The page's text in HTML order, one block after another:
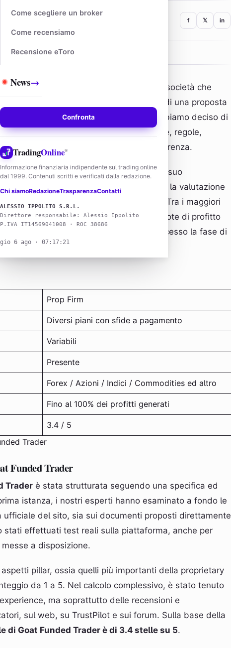
Come scegliere un broker
Come recensiamo
Recensione eToro
News→
Confronta
TradingOnline®
Informazione finanziaria indipendente sul trading online
dal 1999. Contenuti scritti e verificati dalla redazione.
Chi siamoRedazioneTrasparenzaContatti
ALESSIO IPPOLITO S.R.L.
Direttore responsabile: Alessio Ippolito
P.IVA IT14569041008 · ROC 38686
gio 6 ago · 07:17:22
f 𝕏 in
e con esso anche il numero delle società che
esempio
. Si tratta di una proposta
Visto l’ingente hype sul mercato, abbiamo deciso di
completa sulle funzionalità, challenge, regole,
che si presenta in linea con la concorrenza.
autorizzazioni e come funzionerebbe il suo
Non mancheranno i pareri degli esperti, la valutazione
recensioni ed opinioni
presenti online. Tra i maggiori
la quale ti permette di ottenere quote di profitto
demo, dopo aver superato con successo la fase di
Prop Firm
Diversi piani con sfide a pagamento
Variabili
Presente
Forex / Azioni / Indici / Commodities ed altro
Fino al 100% dei profitti generati
3.4 / 5
Trader
Funded Trader
Trader è stata strutturata seguendo una specifica ed
istanza, i nostri esperti hanno esaminato a fondo le
ufficiale del sito, sia sui documenti proposti direttamente
stati effettuati test reali sulla piattaforma, anche per
a disposizione.
pillar, ossia quelli più importanti della proprietary
da 1 a 5. Nel calcolo complessivo, è stato tenuto
ma soprattutto delle recensioni e
sul web, su TrustPilot e sui forum. Sulla base della
di Goat Funded Trader è di 3.4 stelle su 5.